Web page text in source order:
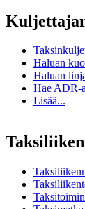
Haluan
Haluan
Hae ADR-
Lisää...